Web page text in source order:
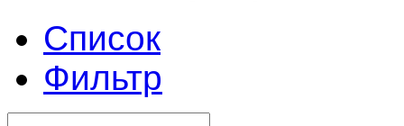
Список
Фильтр